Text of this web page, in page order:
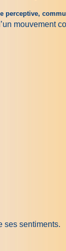
perceptive,
mouvement
ses sentiments.